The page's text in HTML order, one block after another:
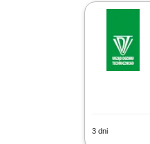
3 dni